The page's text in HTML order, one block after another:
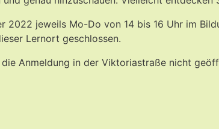
2022 jeweils Mo-Do von 14 bis 16 Uhr im
Lernort geschlossen.
Anmeldung in der Viktoriastraße nicht